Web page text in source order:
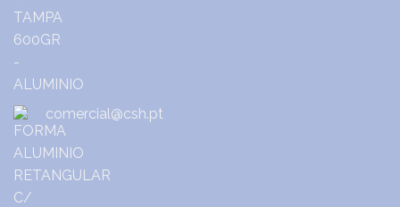
comercial@csh.pt